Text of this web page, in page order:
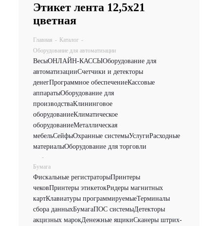
Этикет лента 12,5х21
цветная
Главная - Каталог -
Оборудование для автоматизации
ВесыОНЛАЙН-КАССЫОборудование для
автоматизацииСчетчики и детекторы
денегПрограммное обеспечениеКассовые
аппаратыОборудование для
производстваКлининговое
оборудованиеКлиматическое
оборудованиеМеталлическая
мебельСейфыОхранные системыУслугиРасходные
материалыОборудование для торговли
-
Бумага
Фискальные регистраторыПринтеры
чековПринтеры этикетокРидеры магнитных
картКлавиатуры программируемыеТерминалы
сбора данныхБумагаПОС системыДетекторы
акцизных марокДенежные ящикиСканеры штрих-